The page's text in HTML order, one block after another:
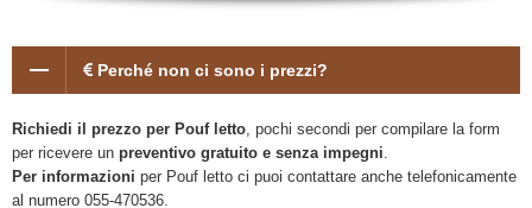
Perché non ci sono i prezzi?
Richiedi il prezzo per Pouf letto, pochi secondi per compilare la form
per ricevere un preventivo gratuito e senza impegni.
Per informazioni per Pouf letto ci puoi contattare anche telefonicamente
al numero 055-470536.